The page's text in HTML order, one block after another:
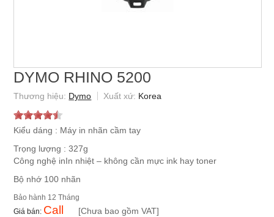
DYMO RHINO 5200
Dymo Korea
Kiểu dáng : Máy in nhãn cầm tay
Trọng lượng : 327g
Công nghệ inIn nhiệt – không cần mực ink hay toner
Bộ nhớ 100 nhãn
12 Tháng
Call [Chưa bao gồm VAT]